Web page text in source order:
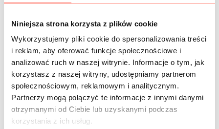
Niniejsza strona korzysta z plików cookie
Wykorzystujemy pliki cookie do spersonalizowania treści
i reklam, aby oferować funkcje społecznościowe i
analizować ruch w naszej witrynie. Informacje o tym, jak
korzystasz z naszej witryny, udostępniamy partnerom
społecznościowym, reklamowym i analitycznym.
Partnerzy mogą połączyć te informacje z innymi danymi
otrzymanymi od Ciebie lub uzyskanymi podczas
korzystania z ich usług.
W rezultacie otrzymują Państwo materiał, który łączy w
Zastosowanie: włoska podszewka elastyczna do sukienki,
spódnicy, spodni, bluzki, żakietu, marynarki itp.
Cechy:
wiskozowa podszewka z elastanem, która
charakteryzuje się wyjątkową miękkością oraz subtelnym,
eleganckim połyskiem, dlatego doskonale współgra z
ekskluzywnymi materiałami wierzchnimi. Co więcej, ta
wysokogatunkowa podszewka ceglasta jest
nieprzezierna
a przy tym pozostaje cienka i niezwykle mięsista w
chwycie. Jej zwarta i wytrzymała struktura gwarantuje
trwałość, podczas gdy elastyczne włókna pozwalają